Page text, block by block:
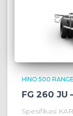
HINO 500
FG 260 JU
Spesifikasi